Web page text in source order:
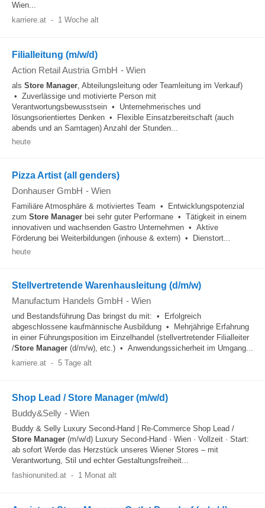
Wien...
karriere.at - 1 Woche alt
Filialleitung (m/w/d)
Action Retail Austria GmbH - Wien
als Store Manager, Abteilungsleitung oder Teamleitung im Verkauf)
• Zuverlässige und motivierte Person mit
Verantwortungsbewusstsein • Unternehmerisches und
lösungsorientiertes Denken • Flexible Einsatzbereitschaft (auch
abends und an Samtagen) Anzahl der Stunden...
heute
Pizza Artist (all genders)
Donhauser GmbH - Wien
Familiäre Atmosphäre & motiviertes Team • Entwicklungspotenzial
zum Store Manager bei sehr guter Performane • Tätigkeit in einem
innovativen und wachsenden Gastro Unternehmen • Aktive
Förderung bei Weiterbildungen (inhouse & extern) • Dienstort...
heute
Stellvertretende Warenhausleitung (d/m/w)
Manufactum Handels GmbH - Wien
und Bestandsführung Das bringst du mit: • Erfolgreich
abgeschlossene kaufmännische Ausbildung • Mehrjährige Erfahrung
in einer Führungsposition im Einzelhandel (stellvertretender Filialleiter
/Store Manager (d/m/w), etc.) • Anwendungssicherheit im Umgang...
karriere.at - 5 Tage alt
Shop Lead / Store Manager (m/w/d)
Buddy&Selly - Wien
Buddy & Selly Luxury Second-Hand | Re-Commerce Shop Lead /
Store Manager (m/w/d) Luxury Second-Hand · Wien · Vollzeit · Start:
ab sofort Werde das Herzstück unseres Wiener Stores – mit
Verantwortung, Stil und echter Gestaltungsfreiheit...
fashionunited.at - 1 Monat alt